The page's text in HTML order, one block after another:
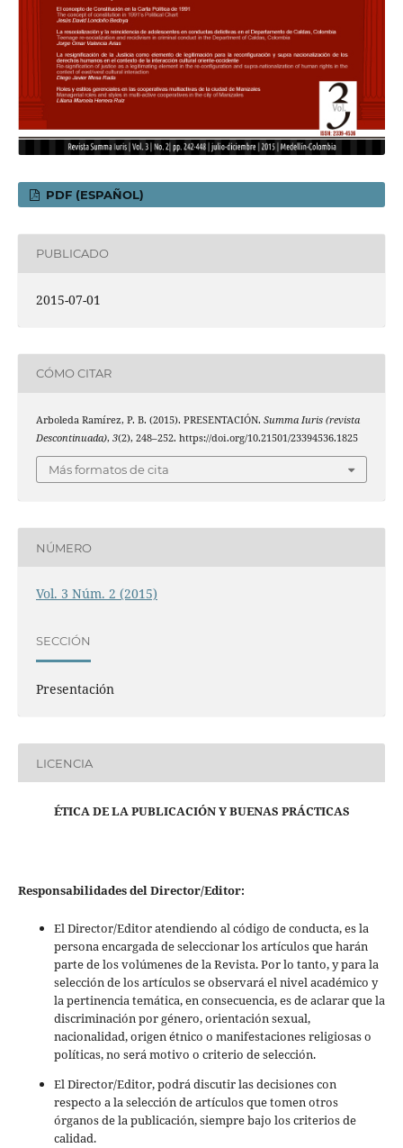
PDF (ESPAÑOL)
PUBLICADO
2015-07-01
CÓMO CITAR
Arboleda Ramírez, P. B. (2015). PRESENTACIÓN. Summa Iuris (revista
Descontinuada), 3(2), 248–252. https://doi.org/10.21501/23394536.1825
Más formatos de cita
NÚMERO
Vol. 3 Núm. 2 (2015)
SECCIÓN
Presentación
LICENCIA
ÉTICA DE LA PUBLICACIÓN Y BUENAS PRÁCTICAS
Responsabilidades del Director/Editor:
El Director/Editor atendiendo al código de conducta, es la
persona encargada de seleccionar los artículos que harán
parte de los volúmenes de la Revista. Por lo tanto, y para la
selección de los artículos se observará el nivel académico y
la pertinencia temática, en consecuencia, es de aclarar que la
discriminación por género, orientación sexual,
nacionalidad, origen étnico o manifestaciones religiosas o
políticas, no será motivo o criterio de selección.
El Director/Editor, podrá discutir las decisiones con
respecto a la selección de artículos que tomen otros
órganos de la publicación, siempre bajo los criterios de
calidad.